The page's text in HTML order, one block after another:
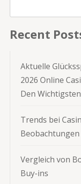
Recent
Aktuelle
2026 Online
Den
Trends bei
Beobachtungen
Vergleich von
Buy-ins